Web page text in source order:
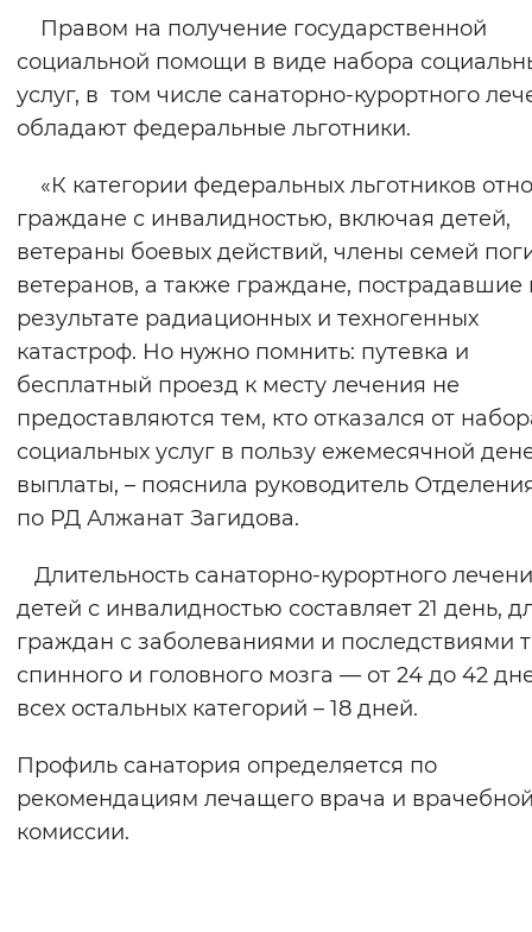
Инверсивный
Синий фон
Изображения
Включены Выключены
Звуковой ассистент
Воспроизвести Остановить
Вернуть стандартные настройки
Правом на получение государственной
социальной помощи в виде набора
услуг, в том числе санаторно-курортного
обладают федеральные льготники.
«К категории федеральных льготников
граждане с инвалидностью, включая детей,
ветераны боевых действий, члены семей
ветеранов, а также граждане, пострадавшие
результате радиационных и техногенных
катастроф. Но нужно помнить: путевка и
бесплатный проезд к месту лечения не
предоставляются тем, кто отказался от
социальных услуг в пользу ежемесячной
выплаты, – пояснила руководитель
по РД Алжанат Загидова.
Длительность санаторно-курортного
детей с инвалидностью составляет 21 день,
граждан с заболеваниями и последствиями
спинного и головного мозга — от 24 до 42
всех остальных категорий – 18 дней.
Профиль санатория определяется по
рекомендациям лечащего врача и
комиссии.